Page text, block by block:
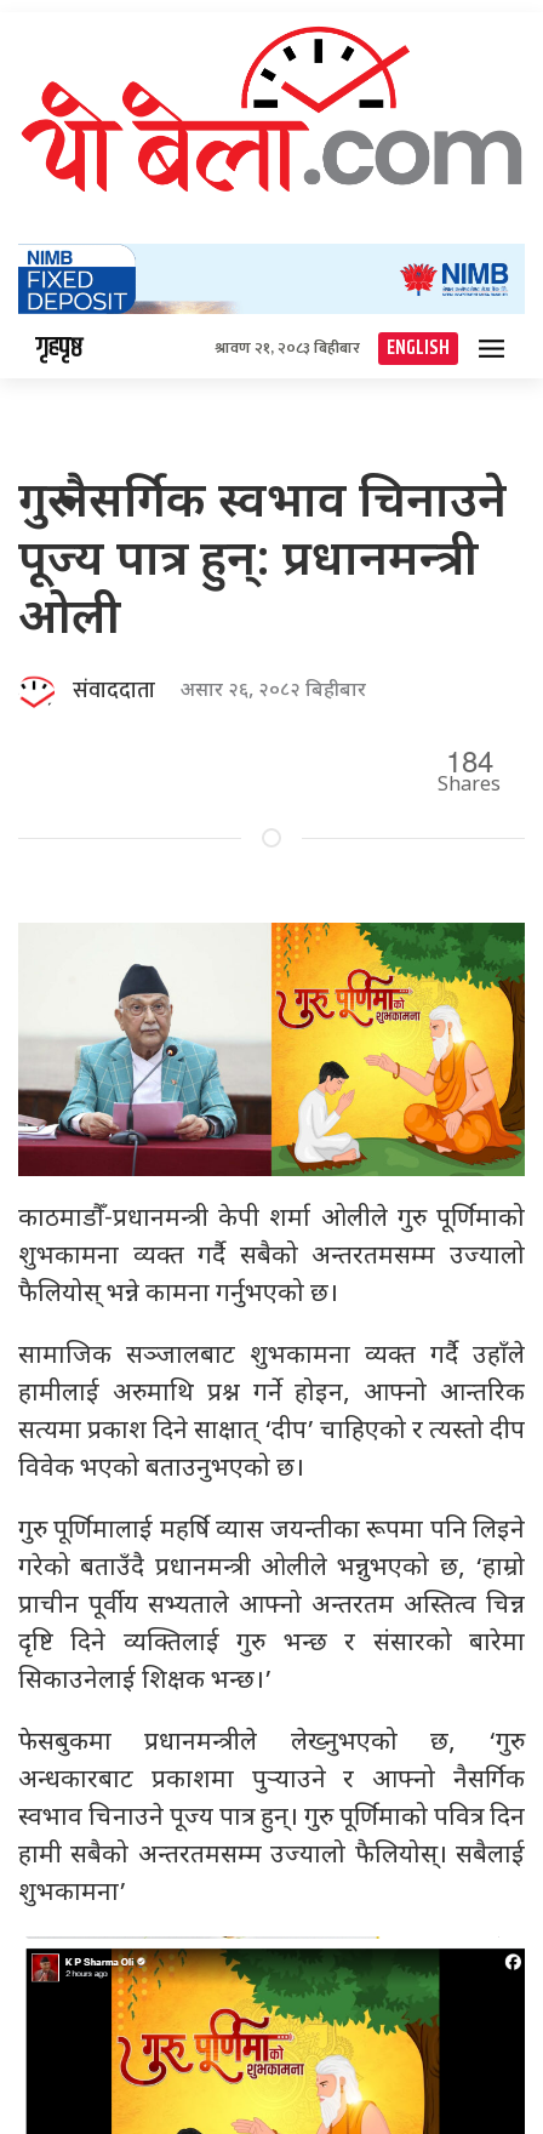
गृहपृष्ठ श्रावण २१, २०८३ बिहीबार ENGLISH
गुरु नैसर्गिक स्वभाव चिनाउने
पूज्य पात्र हुन्: प्रधानमन्त्री
ओली
संवाददाता असार २६, २०८२ बिहीबार
184
Shares
काठमाडौँ-प्रधानमन्त्री केपी शर्मा ओलीले गुरु पूर्णिमाको
शुभकामना व्यक्त गर्दै सबैको अन्तरतमसम्म उज्यालो
फैलियोस् भन्ने कामना गर्नुभएको छ।
सामाजिक सञ्जालबाट शुभकामना व्यक्त गर्दै उहाँले
हामीलाई अरुमाथि प्रश्न गर्ने होइन, आफ्नो आन्तरिक
सत्यमा प्रकाश दिने साक्षात् ‘दीप’ चाहिएको र त्यस्तो दीप
विवेक भएको बताउनुभएको छ।
गुरु पूर्णिमालाई महर्षि व्यास जयन्तीका रूपमा पनि लिइने
गरेको बताउँदै प्रधानमन्त्री ओलीले भन्नुभएको छ, ‘हाम्रो
प्राचीन पूर्वीय सभ्यताले आफ्नो अन्तरतम अस्तित्व चिन्न
दृष्टि दिने व्यक्तिलाई गुरु भन्छ र संसारको बारेमा
सिकाउनेलाई शिक्षक भन्छ।’
फेसबुकमा प्रधानमन्त्रीले लेख्नुभएको छ, ‘गुरु
अन्धकारबाट प्रकाशमा पुर्‍याउने र आफ्नो नैसर्गिक
स्वभाव चिनाउने पूज्य पात्र हुन्। गुरु पूर्णिमाको पवित्र दिन
हामी सबैको अन्तरतमसम्म उज्यालो फैलियोस्। सबैलाई
शुभकामना’